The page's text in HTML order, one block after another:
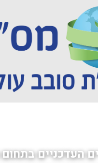
העדכניים בתחום